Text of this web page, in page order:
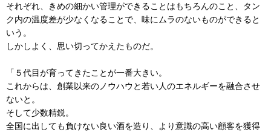
それぞれ、きめの細かい管理ができることはもちろんのこと、タン
ク内の温度差が少なくなることで、味にムラのないものができると
いう。
しかしよく、思い切ってかえたものだ。
「５代目が育ってきたことが一番大きい。
これからは、創業以来のノウハウと若い人のエネルギーを融合させ
ないと。
そして少数精鋭。
全国に出しても負けない良い酒を造り、より意識の高い顧客を獲得